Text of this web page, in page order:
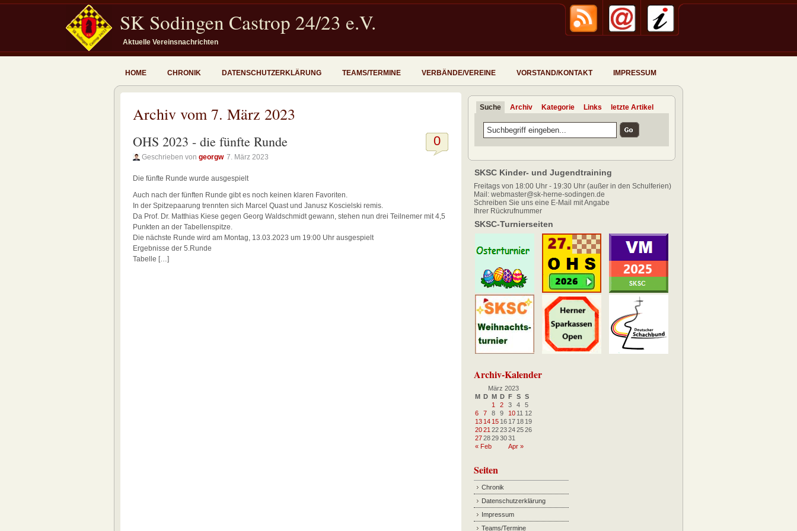
SK Sodingen Castrop 24/23 e.V.
Aktuelle Vereinsnachrichten
HOME CHRONIK DATENSCHUTZERKLÄRUNG TEAMS/TERMINE VERBÄNDE/VEREINE VORSTAND/KONTAKT IMPRESSUM
Archiv vom 7. März 2023
0
OHS 2023 - die fünfte Runde
Geschrieben von georgw 7. März 2023
Die fünfte Runde wurde ausgespielt
Auch nach der fünften Runde gibt es noch keinen klaren Favoriten.
In der Spitzepaarung trennten sich Marcel Quast und Janusz Koscielski remis.
Da Prof. Dr. Matthias Kiese gegen Georg Waldschmidt gewann, stehen nun drei Teilnemer mit 4,5
Punkten an der Tabellenspitze.
Die nächste Runde wird am Montag, 13.03.2023 um 19:00 Uhr ausgespielt
Ergebnisse der 5.Runde
Tabelle […]
Suche Archiv Kategorie Links letzte Artikel
SKSC Kinder- und Jugendtraining
Freitags von 18:00 Uhr - 19:30 Uhr (außer in den Schulferien)
Mail: webmaster@sk-herne-sodingen.de
Schreiben Sie uns eine E-Mail mit Angabe
Ihrer Rückrufnummer
SKSC-Turnierseiten
Archiv-Kalender
März 2023
M D M D F S S
« Feb Apr »
1 2 3 4
5
6
7 8 9 10 11 12
13 14 15 16 17 18 19
2021 2223242526
2728293031
Seiten
Chronik
Datenschutzerklärung
Impressum
Teams/Termine